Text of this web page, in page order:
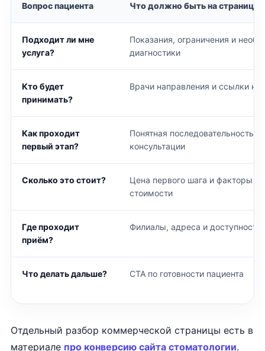
Вопрос пациента Что должно быть на странице
Подходит ли мне
услуга?
Показания, ограничения и
диагностики
Кто будет
принимать?
Врачи направления и ссылки на
Как проходит
первый этап?
Понятная последовательность
консультации
Сколько это стоит?
Цена первого шага и факторы
стоимости
Где проходит
приём?
Филиалы, адреса и доступность
Что делать дальше? CTA по готовности пациента
Отдельный разбор коммерческой страницы есть в
материале про конверсию сайта стоматологии.